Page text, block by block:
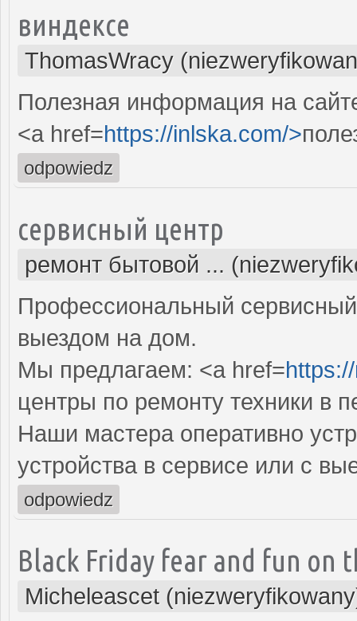
виндексе
ThomasWracy
Полезная информация на
<a href=https://inlska.com/>
odpowiedz
сервисный центр
ремонт бытовой ...
Профессиональный
выездом на дом.
Мы предлагаем: <a href=
центры по ремонту техники в
Наши мастера оперативно
устройства в сервисе или с
odpowiedz
Black Friday fear and fun on
Micheleascet